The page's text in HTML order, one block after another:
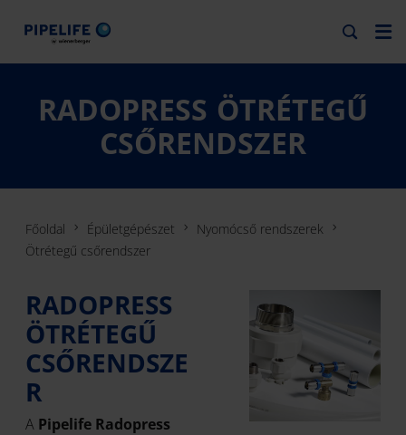
RADOPRESS ÖTRÉTEGŰ
CSŐRENDSZER
Főoldal Épületgépészet
Nyomócső rendszerek
Ötrétegű csőrendszer
RADOPRESS
ÖTRÉTEGŰ
CSŐRENDSZE
R
A Pipelife Radopress